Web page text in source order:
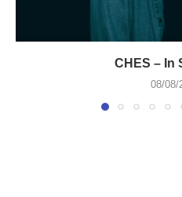
CHES – In
08/08/